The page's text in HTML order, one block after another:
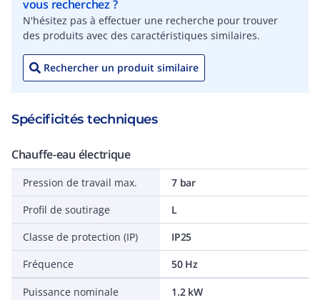
vous recherchez ?
N'hésitez pas à effectuer une recherche pour trouver
des produits avec des caractéristiques similaires.
Rechercher un produit similaire
Spécificités techniques
Chauffe-eau électrique
Pression de travail max.
7 bar
Profil de soutirage
L
Classe de protection (IP)
IP25
Fréquence
50 Hz
Puissance nominale
1.2 kW